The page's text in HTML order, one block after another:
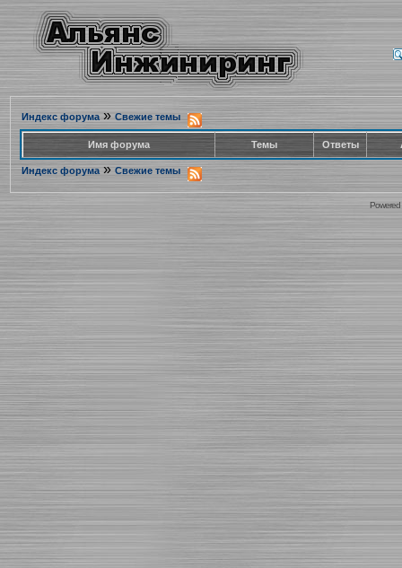
Индекс форума» Свежие темы
Имя форума Темы Ответы
Индекс форума » Свежие темы